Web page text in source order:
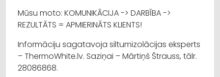
Mūsu moto: KOMUNIKĀCIJA -> DARBĪBA ->
REZULTĀTS = APMIERINĀTS KLIENTS!
Informāciju sagatavoja siltumizolācijas eksperts
– ThermoWhite.lv. Saziņai – Mārtiņš Štrauss, tālr.
28086868.